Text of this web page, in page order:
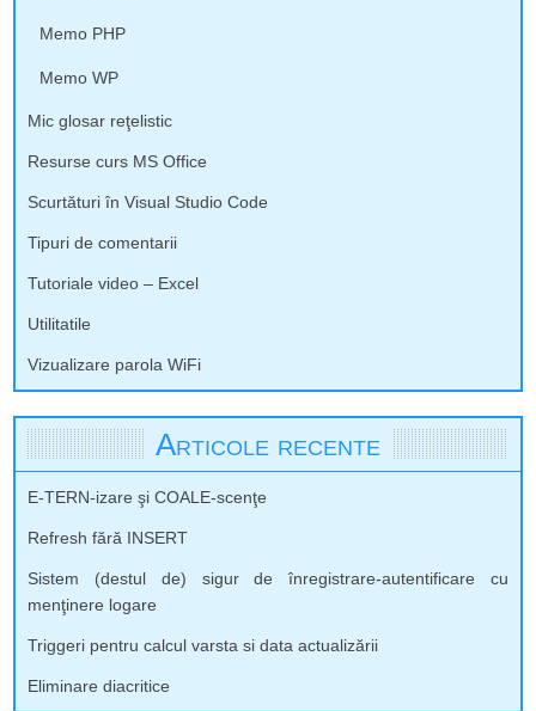
Memo PHP
Memo WP
Mic glosar reţelistic
Resurse curs MS Office
Scurtături în Visual Studio Code
Tipuri de comentarii
Tutoriale video – Excel
Utilitatile
Vizualizare parola WiFi
Articole recente
E-TERN-izare şi COALE-scenţe
Refresh fără INSERT
Sistem (destul de) sigur de înregistrare-autentificare cu
menţinere logare
Triggeri pentru calcul varsta si data actualizării
Eliminare diacritice